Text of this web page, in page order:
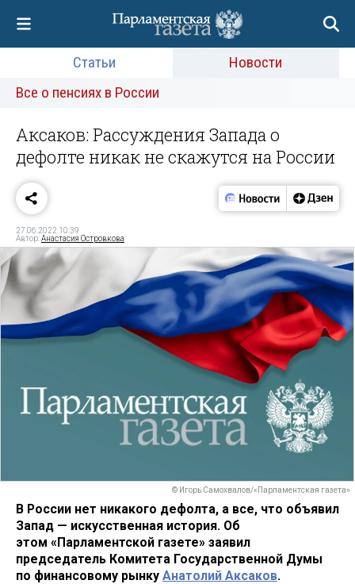
Статьи
Новости
Все о пенсиях в России
Аксаков: Рассуждения Запада о
дефолте никак не скажутся на России
27.06.2022 10:39
Автор:Анастасия Островкова
© Игорь Самохвалов/«Парламентская газета»
В России нет никакого дефолта, а все, что объявил
Запад — искусственная история. Об
этом «Парламентской газете» заявил
председатель Комитета Государственной Думы
по финансовому рынку Анатолий Аксаков.